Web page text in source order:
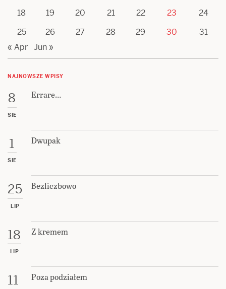
18
19 20 21 22 23
24
25
26 27 28 29 30
31
« Apr Jun »
NAJNOWSZE WPISY
8
SIE
Errare…
1
SIE
Dwupak
25
LIP
Bezliczbowo
18
LIP
Z kremem
11 Poza podziałem